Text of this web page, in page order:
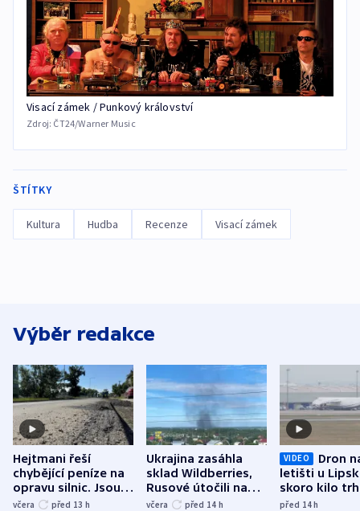
Visací zámek / Punkový království
Zdroj: ČT24/Warner Music
ŠTÍTKY
Kultura Hudba Recenze Visací zámek
Výběr redakce
Hejtmani řeší
chybějící peníze na
opravu silnic. Jsou
nenárokové, namítá
včera před 13 h
Ukrajina zasáhla
sklad Wildberries,
Rusové útočili na
trh, hasiče či
včera před 14 h
VIDEO
Dron
letišti u
skoro kilo
indicie
před 14h